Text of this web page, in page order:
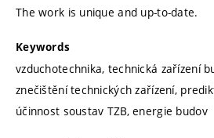
The work is unique and up-to-date.
Keywords
vzduchotechnika, technická zařízení
znečištění technických zařízení,
účinnost soustav TZB, energie budov